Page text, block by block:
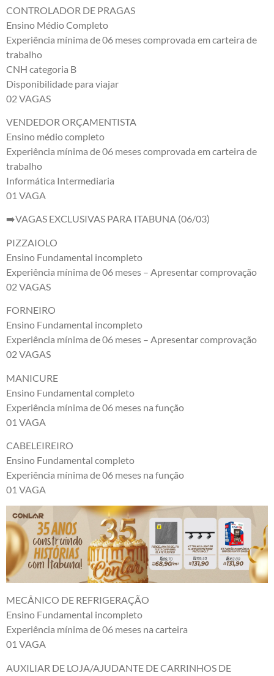
CONTROLADOR DE PRAGAS
Ensino Médio Completo
Experiência mínima de 06 meses comprovada em carteira de
trabalho
CNH categoria B
Disponibilidade para viajar
02 VAGAS
VENDEDOR ORÇAMENTISTA
Ensino médio completo
Experiência mínima de 06 meses comprovada em carteira de
trabalho
Informática Intermediaria
01 VAGA
➡️VAGAS EXCLUSIVAS PARA ITABUNA (06/03)
PIZZAIOLO
Ensino Fundamental incompleto
Experiência mínima de 06 meses – Apresentar comprovação
02 VAGAS
FORNEIRO
Ensino Fundamental incompleto
Experiência mínima de 06 meses – Apresentar comprovação
02 VAGAS
MANICURE
Ensino Fundamental completo
Experiência mínima de 06 meses na função
01 VAGA
CABELEIREIRO
Ensino Fundamental completo
Experiência mínima de 06 meses na função
01 VAGA
MECÂNICO DE REFRIGERAÇÃO
Ensino Fundamental incompleto
Experiência mínima de 06 meses na carteira
01 VAGA
AUXILIAR DE LOJA/AJUDANTE DE CARRINHOS DE